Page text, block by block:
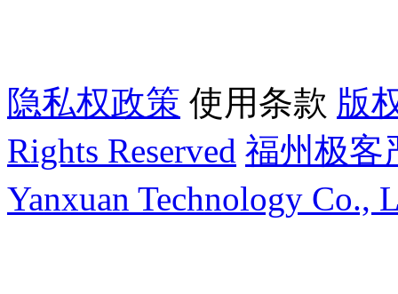
隐私权政策 使用条款 版
Rights Reserved 福州极客
Yanxuan Technology Co.,